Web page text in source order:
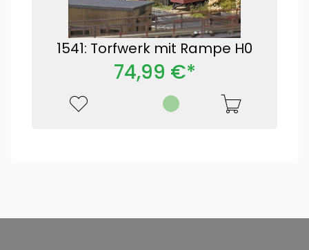
1541: Torfwerk mit Rampe H0
74,99 €*